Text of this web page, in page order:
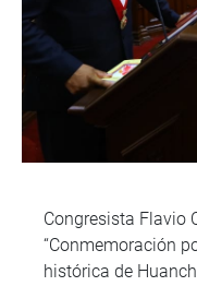
Congresista Flavio
“Conmemoración
histórica de